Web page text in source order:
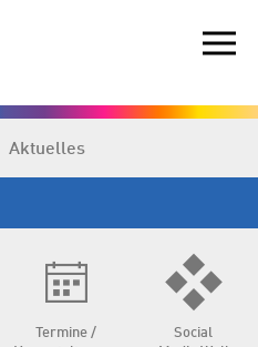
Aktuelles
Termine /
Social